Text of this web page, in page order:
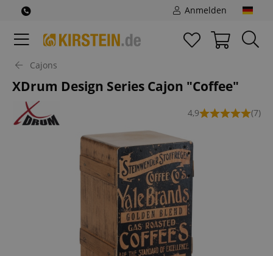
Anmelden
Cajons
XDrum Design Series Cajon "Coffee"
4,9 (7)